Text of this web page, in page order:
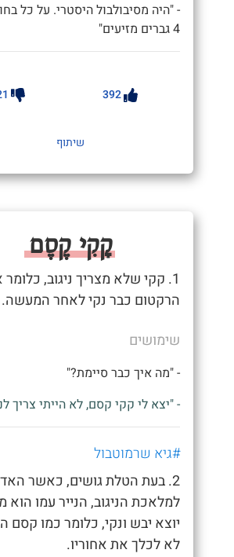
- "היה מסיבולבול היסטרי. על כל
4 גברים מזיעים"
392
שיתוף
קָקִי קֶסֶם
1. קקי שלא מצריך ניגוב, כלומר
הרקטום כבר נקי לאחר המעשה.
שימושים
- "מה איך כבר סיימת?"
- "יצא לי קקי קסם, לא הייתי צריך
#גיא שרמוטבול
2. בעת הטלת גושים, כאשר
למלאכת הניגוב, הנייר עמו הוא
יוצא יבש ונקי, כלומר כמו קסם
לא לכלך את אחוריו.